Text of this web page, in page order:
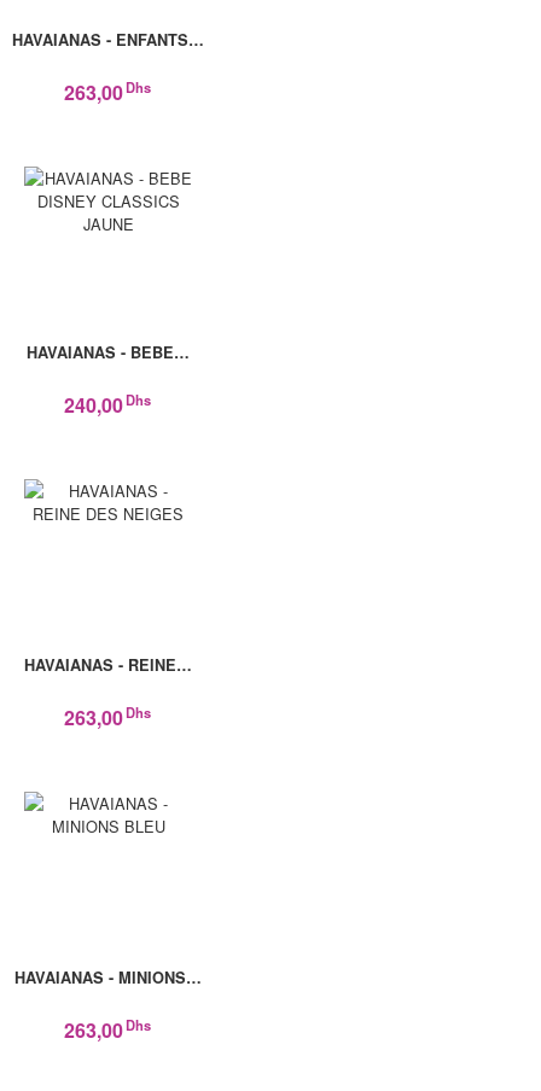
HAVAIANAS - ENFANTS…
263,00Dhs
HAVAIANAS - BEBE…
240,00Dhs
HAVAIANAS - REINE…
263,00Dhs
HAVAIANAS - MINIONS…
263,00Dhs